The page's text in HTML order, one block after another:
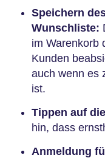
Speichern
Wunschliste:
im Warenkorb
Kunden
auch wenn es
ist.
Tippen auf
hin, dass
Anmeldung